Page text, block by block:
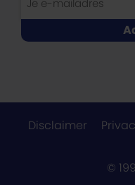
Disclaimer
©